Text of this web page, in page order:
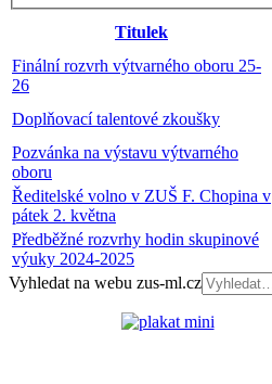
Titulek
Finální rozvrh výtvarného oboru 25-
26
Doplňovací talentové zkoušky
Pozvánka na výstavu výtvarného
oboru
Ředitelské volno v ZUŠ F. Chopina v
pátek 2. května
Předběžné rozvrhy hodin skupinové
výuky 2024-2025
Vyhledat na webu zus-ml.cz